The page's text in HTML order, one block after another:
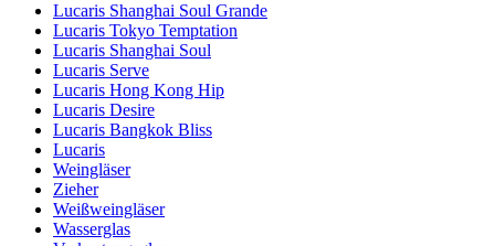
hier eventuell ein Video an, das es demonstriert (ungefähr im Mitte
des Videos)
Abmessungen (BxHxT cm)
Gewicht (kg)0.333
Höhe (cm)25.1
Breite (cm)40
Tiefe (cm)31
Glas
Produktserie
GlasKristallglas, Rotweinglas
GlasartBurgunderglas
Lucaris Shanghai Soul Grande
Lucaris Tokyo Temptation
Lucaris Shanghai Soul
Lucaris Serve
Lucaris Hong Kong Hip
Lucaris Desire
Lucaris Bangkok Bliss
Lucaris
Weingläser
Zieher
Weißweingläser
Wasserglas